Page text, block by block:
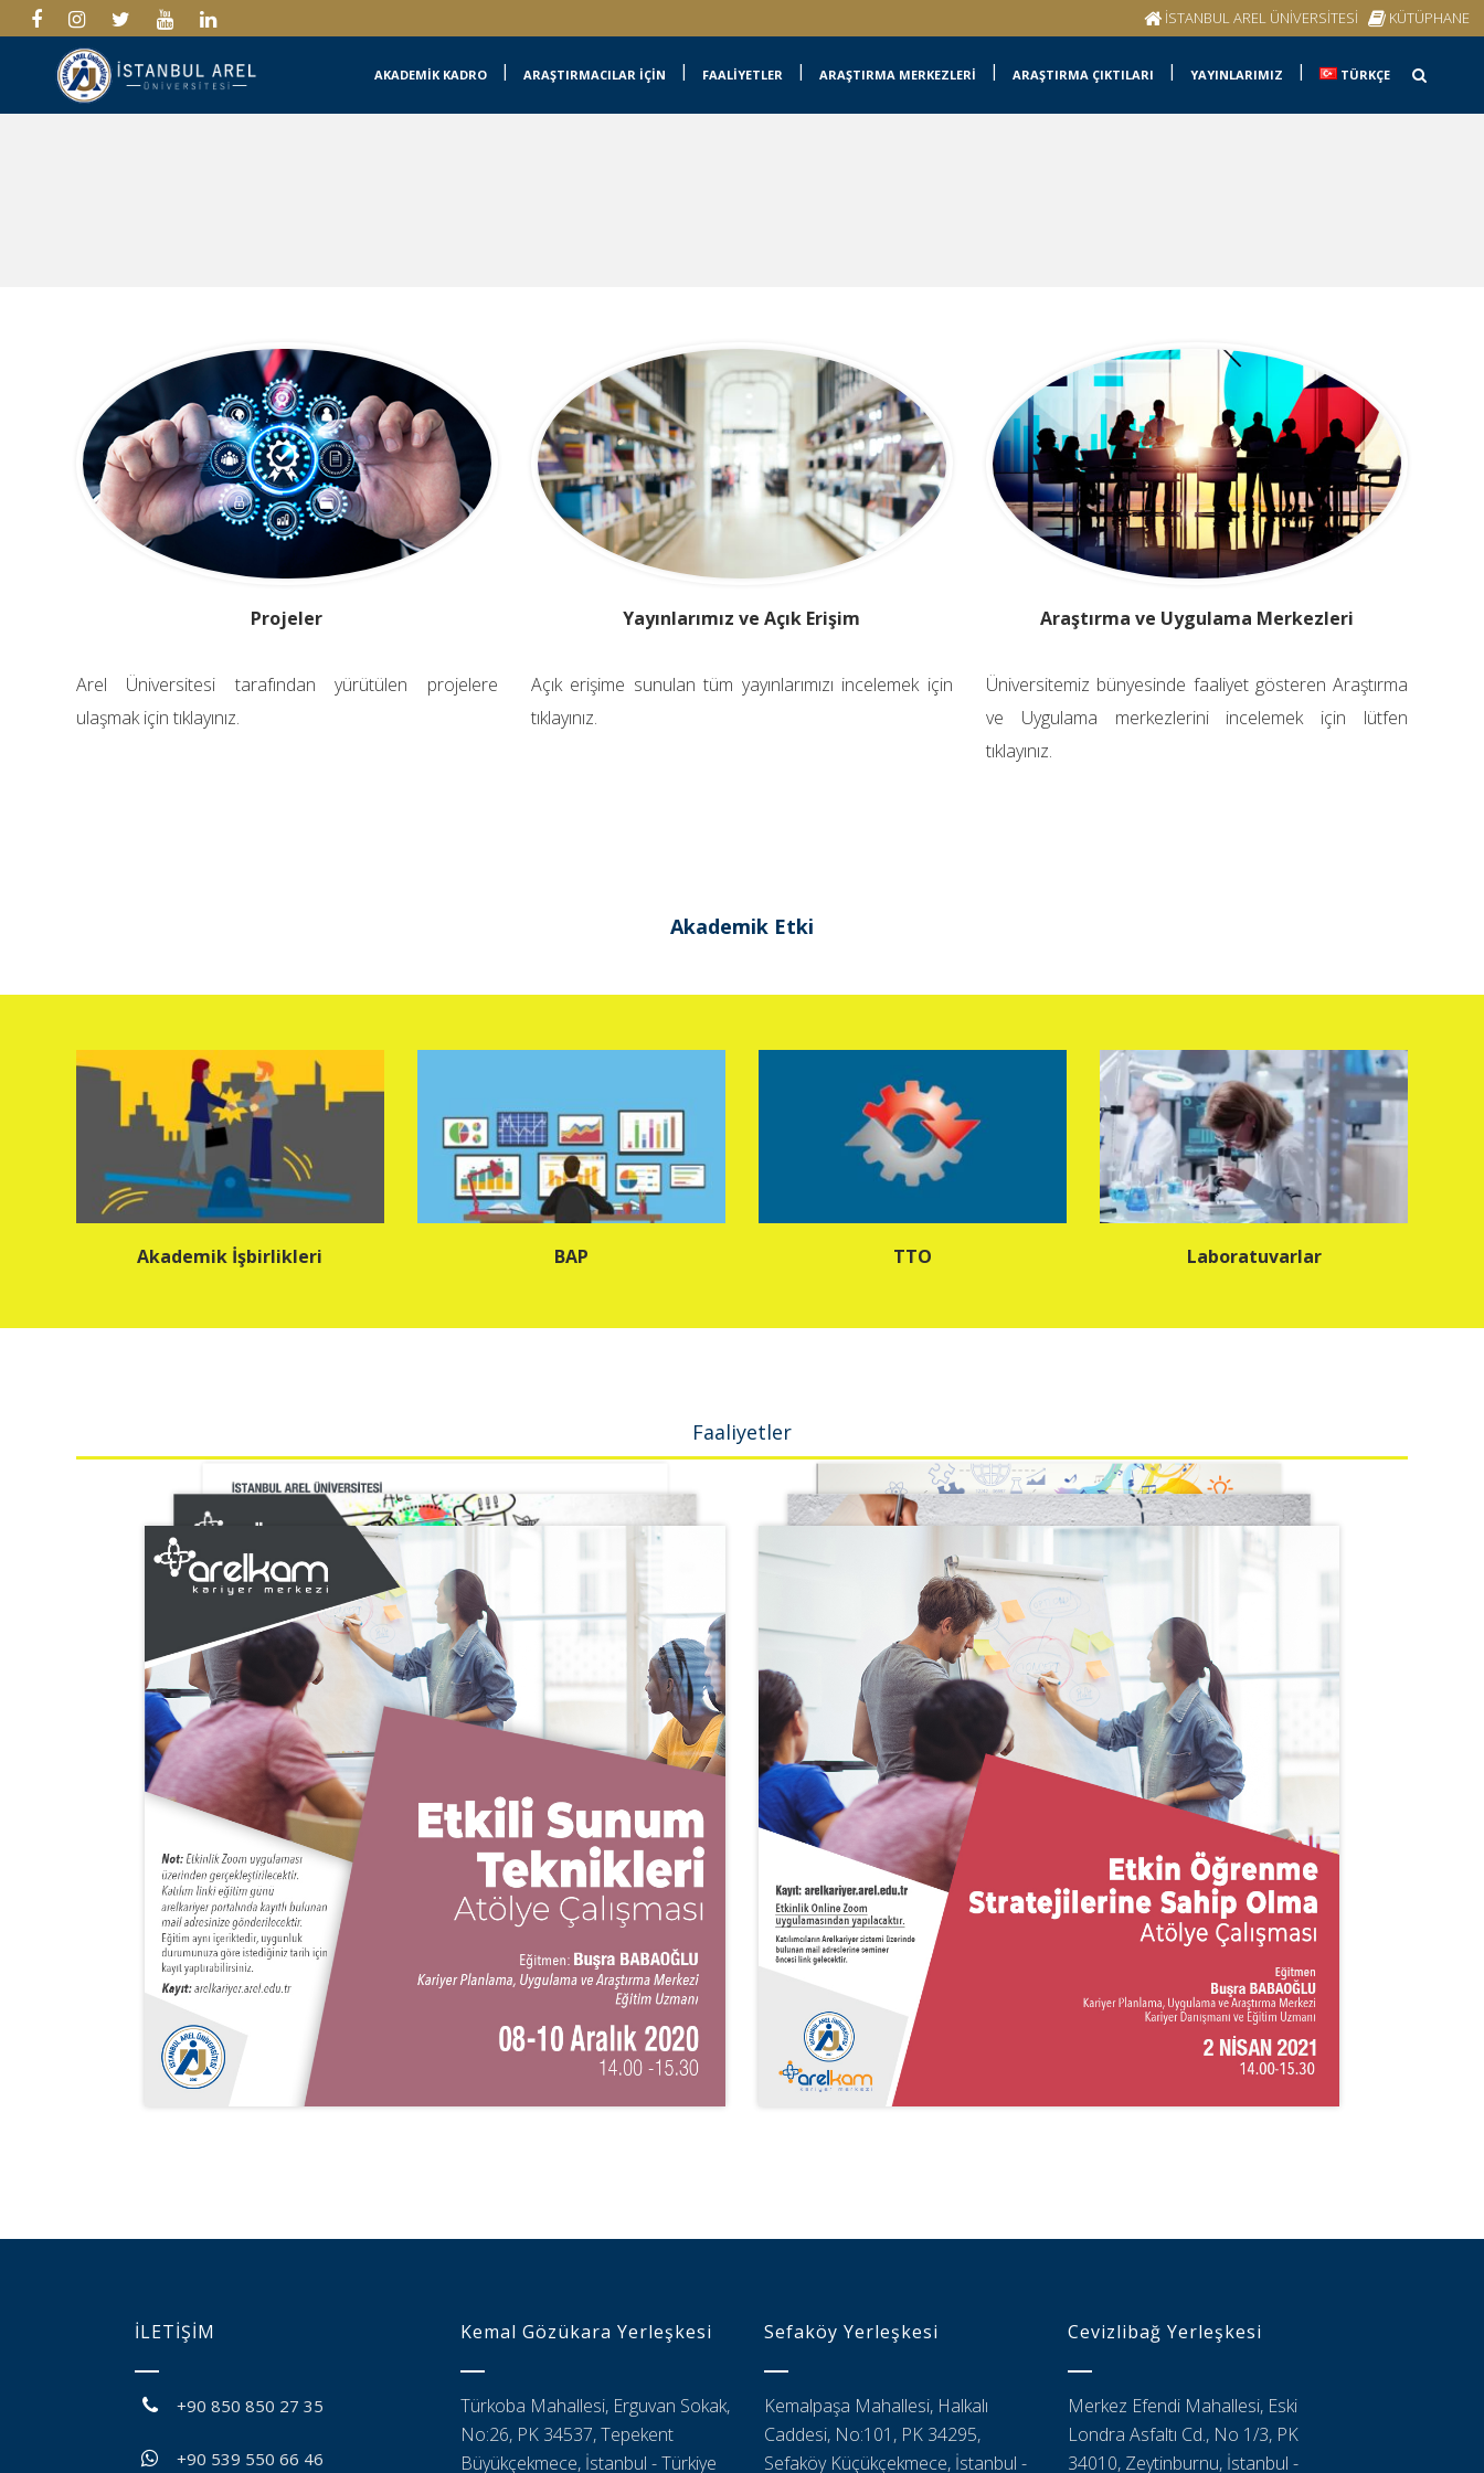
İSTANBUL AREL ÜNİVERSİTESİ KÜTÜPHANE
AKADEMİK KADRO ARAŞTIRMACILAR İÇİN FAALİYETLER ARAŞTIRMA MERKEZLERİ ARAŞTIRMA ÇIKTILARI YAYINLARIMIZ TÜRKÇE
Projeler
Arel Üniversitesi tarafından yürütülen projelere
ulaşmak için tıklayınız.
Yayınlarımız ve Açık Erişim
Açık erişime sunulan tüm yayınlarımızı incelemek için
tıklayınız.
Araştırma ve Uygulama Merkezleri
Üniversitemiz bünyesinde faaliyet gösteren Araştırma
ve Uygulama merkezlerini incelemek için lütfen
tıklayınız.
Akademik Etki
Akademik İşbirlikleri BAP TTO Laboratuvarlar
Faaliyetler
İLETİŞİM
+90 850 850 27 35
+90 539 550 66 46
Kemal Gözükara Yerleşkesi
Türkoba Mahallesi, Erguvan Sokak,
No:26, PK 34537, Tepekent
Büyükçekmece, İstanbul - Türkiye
Sefaköy Yerleşkesi
Kemalpaşa Mahallesi, Halkalı
Caddesi, No:101, PK 34295,
Sefaköy Küçükçekmece, İstanbul -
Cevizlibağ Yerleşkesi
Merkez Efendi Mahallesi, Eski
Londra Asfaltı Cd., No 1/3, PK
34010, Zeytinburnu, İstanbul -